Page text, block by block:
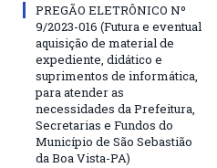
PREGÃO ELETRÔNICO Nº
9/2023-016 (Futura e eventual
aquisição de material de
expediente, didático e
suprimentos de informática,
para atender as
necessidades da Prefeitura,
Secretarias e Fundos do
Município de São Sebastião
da Boa Vista-PA)